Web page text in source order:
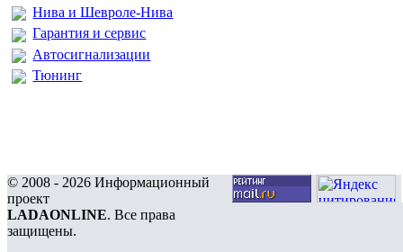
Нива и Шевроле-Нива
Гарантия и сервис
Автосигнализации
Тюнинг
© 2008 - 2026 Информационный
проект
LADAONLINE. Все права
защищены.